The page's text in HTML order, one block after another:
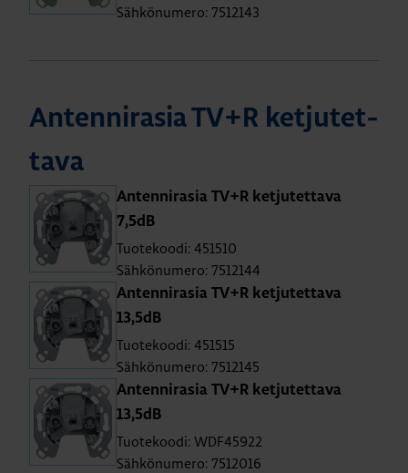
Sähkönumero: 7512143
An­ten­ni­ra­sia TV+R ket­ju­tet­
ta­va
An­ten­ni­ra­sia TV+R ket­ju­tet­ta­va
7,5dB
Tuotekoodi: 451510
Sähkönumero: 7512144
An­ten­ni­ra­sia TV+R ket­ju­tet­ta­va
13,5dB
Tuotekoodi: 451515
Sähkönumero: 7512145
An­ten­ni­ra­sia TV+R ket­ju­tet­ta­va
13,5dB
Tuotekoodi: WDF45922
Sähkönumero: 7512016